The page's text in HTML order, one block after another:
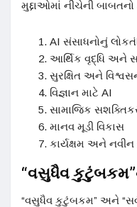
મુદ્દાઓમાં નીચેની
AI સંસાધનોનું
આર્થિક વૃદ્ધિ અને
સુરક્ષિત અને
વિજ્ઞાન માટે AI
સામાજિક
માનવ મૂડી વિકાસ
કાર્યક્ષમ અને
“વસુધૈવ
“વસુધૈવ કુટુંબકમ” અને